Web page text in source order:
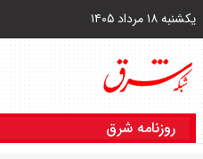
یکشنبه ۱۸ مرداد ۱۴۰۵
روزنامه شرق